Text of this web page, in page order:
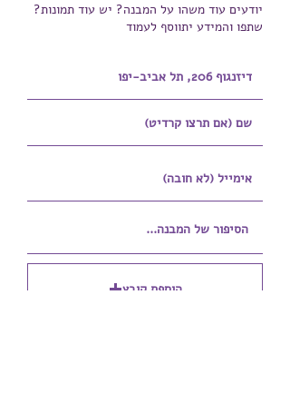
יודעים עוד משהו על המבנה? יש עוד תמונות?
שתפו והמידע יתווסף לעמוד
הוספת קובץ